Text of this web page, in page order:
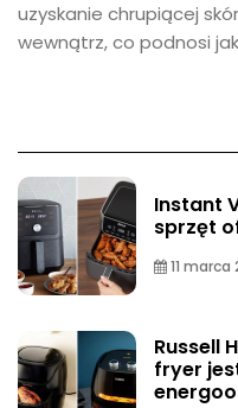
uzyskanie chrupiącej
wewnątrz, co podnosi
Instant
sprzęt
11 marca
Russell
fryer